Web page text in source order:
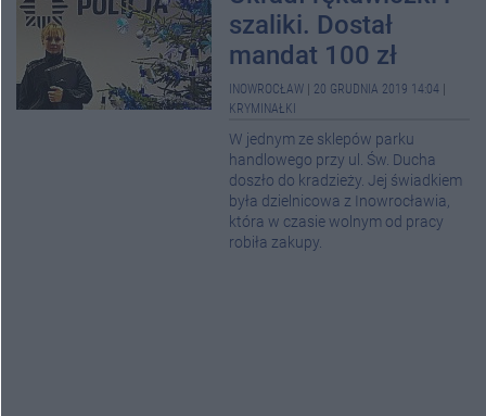
szaliki. Dostał
mandat 100 zł
INOWROCŁAW 20 GRUDNIA 2019 14:04
KRYMINAŁKI
W jednym ze sklepów parku
handlowego przy ul. Św. Ducha
doszło do kradzieży. Jej świadkiem
była dzielnicowa z Inowrocławia,
która w czasie wolnym od pracy
robiła zakupy.